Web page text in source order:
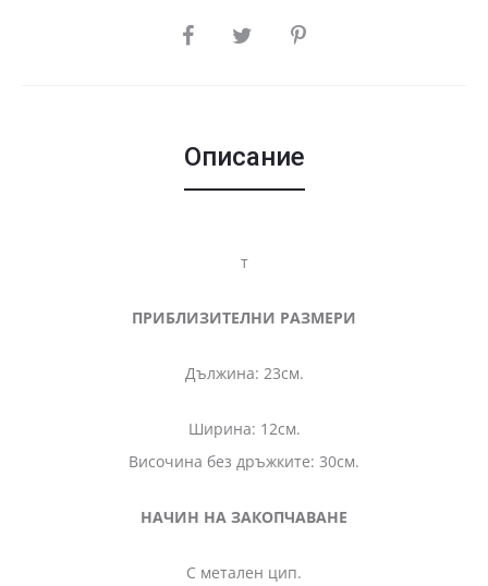
SHARE
Описание
т
ПРИБЛИЗИТЕЛНИ РАЗМЕРИ
Дължина: 23см.
Ширина: 12см.
Височина без дръжките: 30см.
НАЧИН НА ЗАКОПЧАВАНЕ
С метален цип.